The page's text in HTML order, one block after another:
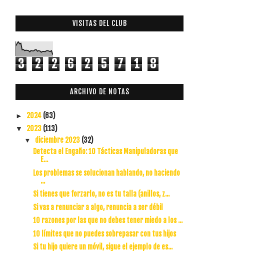
VISITAS DEL CLUB
3 2 2 6 2 5 7 1
8
ARCHIVO DE NOTAS
► 2024 (63)
▼ 2023 (113)
▼ diciembre 2023 (32)
Detecta el Engaño: 10 Tácticas Manipuladoras que
E...
Los problemas se solucionan hablando, no haciendo
...
Si tienes que forzarlo, no es tu talla (anillos, z...
Si vas a renunciar a algo, renuncia a ser débil
10 razones por las que no debes tener miedo a los ...
10 límites que no puedes sobrepasar con tus hijos
Si tu hijo quiere un móvil, sigue el ejemplo de es...